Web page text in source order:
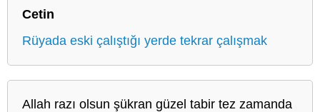
Cetin
Rüyada eski çalıştığı yerde tekrar çalışmak
Allah razı olsun şükran güzel tabir tez zamanda